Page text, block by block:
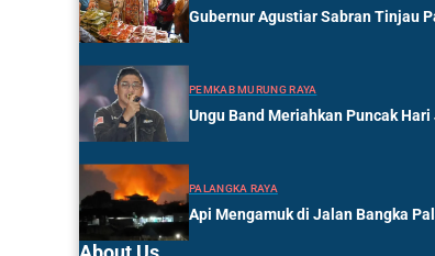
Gubernur Agustiar Sabran Tinjau
PEMKAB MURUNG RAYA
Ungu Band Meriahkan Puncak
PALANGKA RAYA
Api Mengamuk di Jalan Bangka